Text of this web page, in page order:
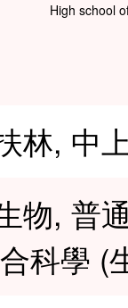
High school
林, 中
物, 普
科學 (